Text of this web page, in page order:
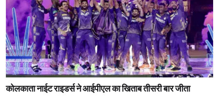
कोलकाता नाईट राइडर्स ने आईपीएल का खिताब तीसरी बार जीता